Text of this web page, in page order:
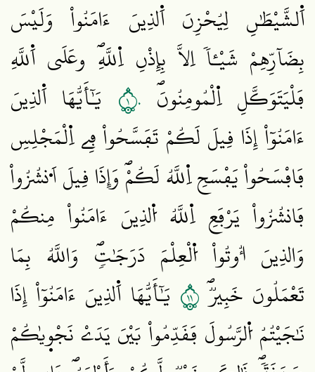
اَ۬لشَّيْطَٰنِ لِيُحْزِنَ اَ۬لذِينَ ءَامَنُواْ وَلَيْسَ
بِضَآرِّهِمْ شَيْـٔاٗ اِلَّا بِإِذْنِ اِ۬للَّهِۖ وعَلَي اَ۬للَّهِ
فَلْيَتَوَكَّلِ اِ۬لْمُومِنُونَۖ ١٠ يَٰٓأَيُّهَا اَ۬لذِينَ
ءَامَنُوٓاْ إِذَا قِيلَ لَكُمْ تَفَسَّحُواْ فِے اِ۬لْمَجْلِسِ
فَافْسَحُواْ يَفْسَحِ اِ۬للَّهُ لَكُمْۖ وَإِذَا قِيلَ اَ۟نشُزُواْ
فَانشُزُواْ يَرْفَعِ اِ۬للَّهُ اُ۬لذِينَ ءَامَنُواْ مِنكُمْ
وَالذِينَ أُوتُواْ اُ۬لْعِلْمَ دَرَجَٰتٖۖ وَاللَّهُ بِمَا
تَعْمَلُونَ خَبِيرٞۖ١١ يَٰٓأَيُّهَا اَ۬لذِينَ ءَامَنُوٓاْ إِذَا
نَٰجَيْتُمُ اُ۬لرَّسُولَ فَقَدِّمُواْ بَيْنَ يَدَےْ نَجْو۪يٰكُمْ